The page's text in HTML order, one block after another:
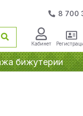
8 700
Кабинет
бижутерии